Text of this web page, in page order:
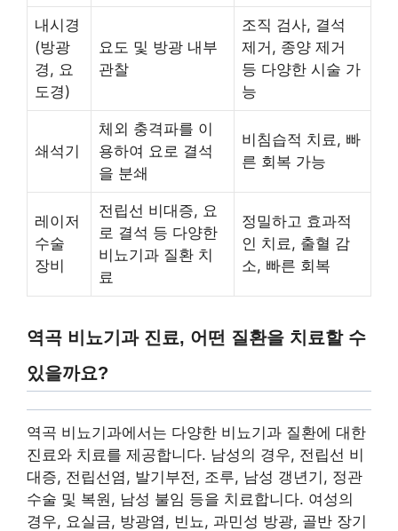
내시경
(방광
경, 요
도경)
요도 및 방광 내부
관찰
조직 검사, 결석
제거, 종양 제거
등 다양한 시술 가
능
쇄석기
체외 충격파를 이
용하여 요로 결석
을 분쇄
비침습적 치료, 빠
른 회복 가능
레이저
수술
장비
전립선 비대증, 요
로 결석 등 다양한
비뇨기과 질환 치
료
정밀하고 효과적
인 치료, 출혈 감
소, 빠른 회복
역곡 비뇨기과 진료, 어떤 질환을 치료할 수
있을까요?
역곡 비뇨기과에서는 다양한 비뇨기과 질환에 대한
진료와 치료를 제공합니다. 남성의 경우, 전립선 비
대증, 전립선염, 발기부전, 조루, 남성 갱년기, 정관
수술 및 복원, 남성 불임 등을 치료합니다. 여성의
경우, 요실금, 방광염, 빈뇨, 과민성 방광, 골반 장기